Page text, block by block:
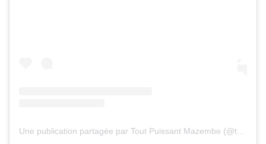
Une publication partagée par Tout Puissant Mazembe (@tpmazembeofficiel)